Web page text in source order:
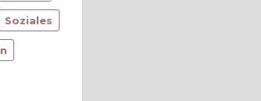
Soziales